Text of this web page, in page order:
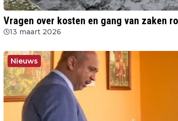
Vragen over kosten en gang van zaken
13 maart 2026
Nieuws